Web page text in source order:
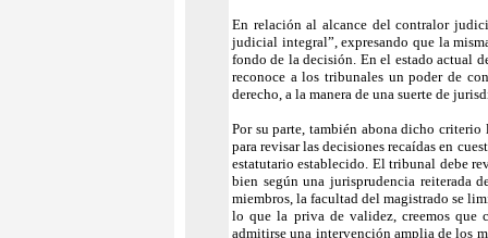
En relación al alcance del contralor
judicial integral”, expresando que la
fondo de la decisión. En el estado actual
reconoce a los tribunales un poder de
derecho, a la manera de una suerte de
Por su parte, también abona dicho
para revisar las decisiones recaídas en
estatutario establecido. El tribunal debe
bien según una jurisprudencia reiterada
miembros, la facultad del magistrado se
lo que la priva de validez, creemos que
admitirse una intervención amplia de los